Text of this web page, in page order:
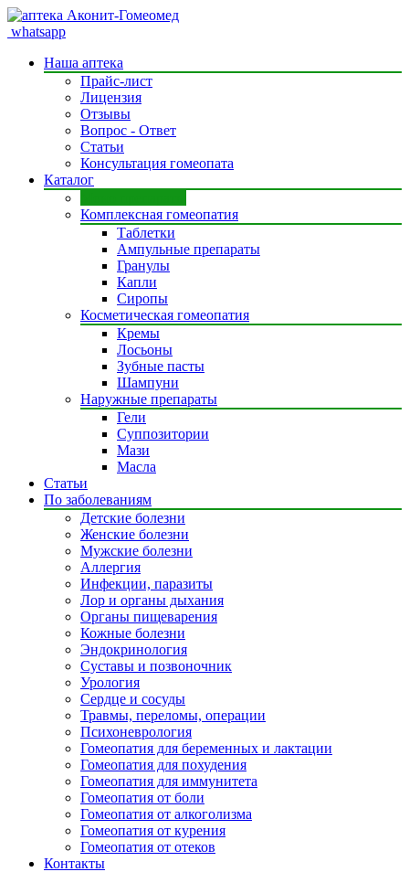
whatsapp
Наша аптека
Прайс-лист
Лицензия
Отзывы
Вопрос - Ответ
Статьи
Консультация гомеопата
Каталог
Комплексная гомеопатия
Таблетки
Ампульные препараты
Гранулы
Капли
Сиропы
Косметическая гомеопатия
Кремы
Лосьоны
Зубные пасты
Шампуни
Наружные препараты
Гели
Суппозитории
Мази
Масла
Статьи
По заболеваниям
Детские болезни
Женские болезни
Мужские болезни
Аллергия
Инфекции, паразиты
Лор и органы дыхания
Органы пищеварения
Кожные болезни
Эндокринология
Суставы и позвоночник
Урология
Сердце и сосуды
Травмы, переломы, операции
Психоневрология
Гомеопатия для беременных и лактации
Гомеопатия для похудения
Гомеопатия для иммунитета
Гомеопатия от боли
Гомеопатия от алкоголизма
Гомеопатия от курения
Гомеопатия от отеков
Контакты